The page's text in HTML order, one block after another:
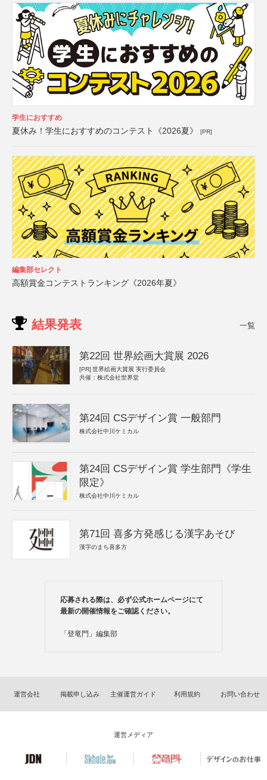
学生におすすめ
夏休み！学生におすすめのコンテスト《2026夏》 [PR]
編集部セレクト
高額賞金コンテストランキング《2026年夏》
結果発表 一覧
第22回 世界絵画大賞展 2026
[PR] 世界絵画大賞展 実行委員会
共催：株式会社世界堂
第24回 CSデザイン賞 一般部門
株式会社中川ケミカル
第24回 CSデザイン賞 学生部門《学生
限定》
株式会社中川ケミカル
第71回 喜多方発感じる漢字あそび
漢字のまち喜多方
応募される際は、必ず公式ホームページにて
最新の開催情報をご確認ください。
「登竜門」編集部
運営会社 掲載申し込み 主催運営ガイド 利用規約 お問い合わせ
運営メディア